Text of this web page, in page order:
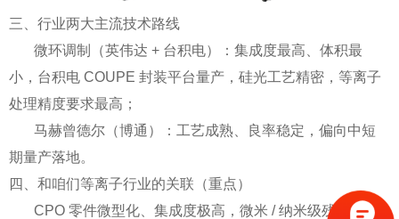
三、行业两大主流技术路线
微环调制（英伟达 + 台积电）：集成度最高、体积最
小，台积电 COUPE 封装平台量产，硅光工艺精密，等离子
处理精度要求最高；
马赫曾德尔（博通）：工艺成熟、良率稳定，偏向中短
期量产落地。
四、和咱们等离子行业的关联（重点）
CPO 零件微型化、集成度极高，微米 / 纳米级残留、表